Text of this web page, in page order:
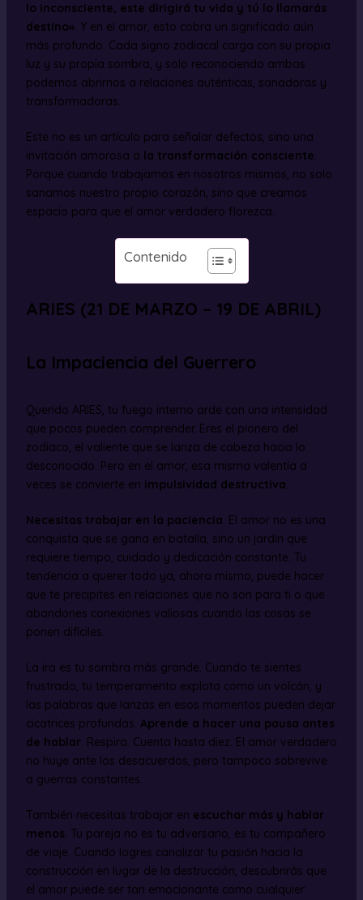
lo inconsciente, este dirigirá tu vida y tú lo llamarás
destino». Y en el amor, esto cobra un significado aún
más profundo. Cada signo zodiacal carga con su propia
luz y su propia sombra, y solo reconociendo ambas
podemos abrirnos a relaciones auténticas, sanadoras y
transformadoras.
Este no es un artículo para señalar defectos, sino una
invitación amorosa a la transformación consciente.
Porque cuando trabajamos en nosotros mismos, no solo
sanamos nuestro propio corazón, sino que creamos
espacio para que el amor verdadero florezca.
Contenido
ARIES (21 DE MARZO – 19 DE ABRIL)
La Impaciencia del Guerrero
Querido ARIES, tu fuego interno arde con una intensidad
que pocos pueden comprender. Eres el pionero del
zodiaco, el valiente que se lanza de cabeza hacia lo
desconocido. Pero en el amor, esa misma valentía a
veces se convierte en impulsividad destructiva.
Necesitas trabajar en la paciencia. El amor no es una
conquista que se gana en batalla, sino un jardín que
requiere tiempo, cuidado y dedicación constante. Tu
tendencia a querer todo ya, ahora mismo, puede hacer
que te precipites en relaciones que no son para ti o que
abandones conexiones valiosas cuando las cosas se
ponen difíciles.
La ira es tu sombra más grande. Cuando te sientes
frustrado, tu temperamento explota como un volcán, y
las palabras que lanzas en esos momentos pueden dejar
cicatrices profundas. Aprende a hacer una pausa antes
de hablar. Respira. Cuenta hasta diez. El amor verdadero
no huye ante los desacuerdos, pero tampoco sobrevive
a guerras constantes.
También necesitas trabajar en escuchar más y hablar
menos. Tu pareja no es tu adversario, es tu compañero
de viaje. Cuando logres canalizar tu pasión hacia la
construcción en lugar de la destrucción, descubrirás que
el amor puede ser tan emocionante como cualquier